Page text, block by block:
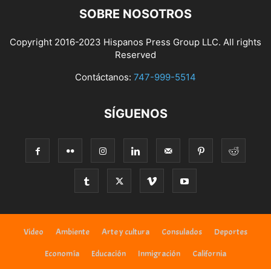
SOBRE NOSOTROS
Copyright 2016-2023 Hispanos Press Group LLC. All rights
Reserved
Contáctanos: 747-999-5514
SÍGUENOS
Video Ambiente Arte y cultura Consulados Deportes
Economía Educación Inmigración California